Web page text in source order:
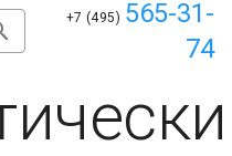
+7 (495) 565-31-
74